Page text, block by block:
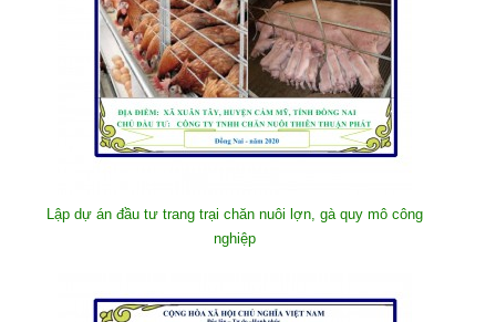
Lập dự án đầu tư trang trại chăn nuôi lợn, gà quy mô công
nghiệp